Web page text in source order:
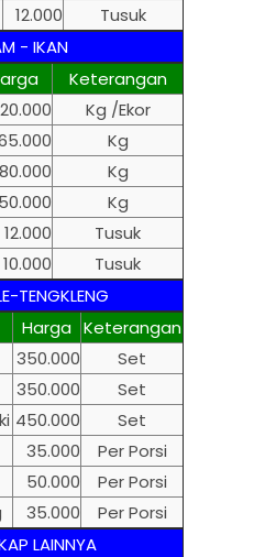
12.000
Tusuk
- IKAN
Keterangan
Kg /Ekor
Kg
80.000
Kg
50.000
Kg
12.000
Tusuk
10.000
Tusuk
TENGKLENG
Harga Keterangan
350.000
Set
350.000
Set
450.000
Set
35.000
Per Porsi
50.000
Per Porsi
35.000
Per Porsi
LAINNYA